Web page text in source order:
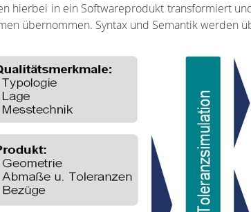
hierbei in ein Softwareprodukt transformiert
übernommen. Syntax und Semantik